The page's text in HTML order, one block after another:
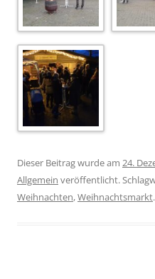
Dieser Beitrag wurde am 24.
Allgemein veröffentlicht.
Weihnachten,Weihnachtsmarkt.